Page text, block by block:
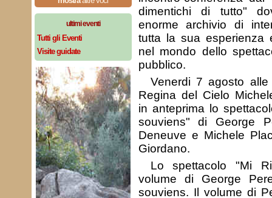
ultimi eventi
Tutti gli Eventi
Visite guidate
dimentichi di tutto"
enorme archivio di
tutta la sua esperienza
nel mondo dello
pubblico.
Venerdi 7 agosto
Regina del Cielo
in anteprima lo
souviens" di George
Deneuve e Michele
Giordano.
Lo spettacolo "Mi
volume di George
souviens. Il volume di